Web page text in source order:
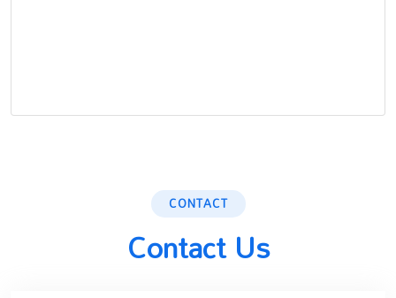
CONTACT
Contact Us